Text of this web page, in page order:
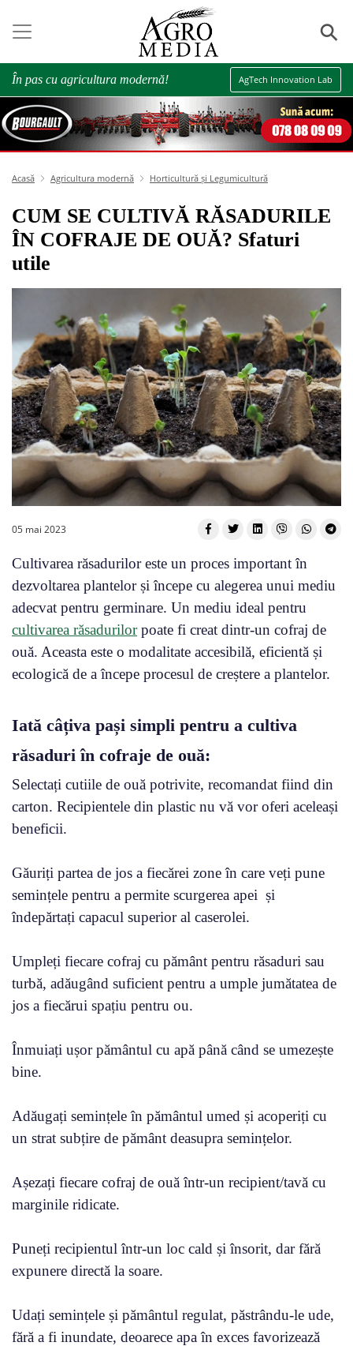
⚲
În pas cu agricultura modernă! AgTech Innovation Lab
Acasă Agricultura modernă Horticultură și Legumicultură
CUM SE CULTIVĂ RĂSADURILE
ÎN COFRAJE DE OUĂ? Sfaturi
utile
05 mai 2023
Cultivarea răsadurilor este un proces important în
dezvoltarea plantelor și începe cu alegerea unui mediu
adecvat pentru germinare. Un mediu ideal pentru
cultivarea răsadurilorpoate fi creat dintr-un cofraj de
ouă. Aceasta este o modalitate accesibilă, eficientă și
ecologică de a începe procesul de creștere a plantelor.
Iată câțiva pași simpli pentru a cultiva
răsaduri în cofraje de ouă:
Selectați cutiile de ouă potrivite, recomandat fiind din
carton. Recipientele din plastic nu vă vor oferi aceleași
beneficii.
Găuriți partea de jos a fiecărei zone în care veți pune
semințele pentru a permite scurgerea apei și
îndepărtați capacul superior al caserolei.
Umpleți fiecare cofraj cu pământ pentru răsaduri sau
turbă, adăugând suficient pentru a umple jumătatea de
jos a fiecărui spațiu pentru ou.
Înmuiați ușor pământul cu apă până când se umezește
bine.
Adăugați semințele în pământul umed și acoperiți cu
un strat subțire de pământ deasupra semințelor.
Așezați fiecare cofraj de ouă într-un recipient/tavă cu
marginile ridicate.
Puneți recipientul într-un loc cald și însorit, dar fără
expunere directă la soare.
Udați semințele și pământul regulat, păstrându-le ude,
fără a fi inundate, deoarece apa în exces favorizează